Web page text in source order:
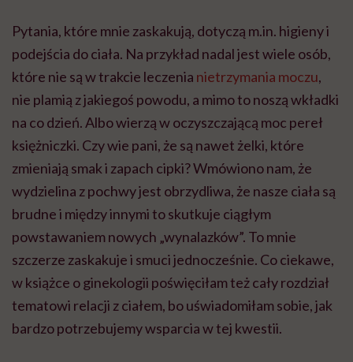
Pytania, które mnie zaskakują, dotyczą m.in. higieny i
podejścia do ciała. Na przykład nadal jest wiele osób,
które nie są w trakcie leczenia nietrzymania moczu,
nie plamią z jakiegoś powodu, a mimo to noszą wkładki
na co dzień. Albo wierzą w oczyszczającą moc pereł
księżniczki. Czy wie pani, że są nawet żelki, które
zmieniają smak i zapach cipki? Wmówiono nam, że
wydzielina z pochwy jest obrzydliwa, że nasze ciała są
brudne i między innymi to skutkuje ciągłym
powstawaniem nowych „wynalazków”. To mnie
szczerze zaskakuje i smuci jednocześnie. Co ciekawe,
w książce o ginekologii poświęciłam też cały rozdział
tematowi relacji z ciałem, bo uświadomiłam sobie, jak
bardzo potrzebujemy wsparcia w tej kwestii.